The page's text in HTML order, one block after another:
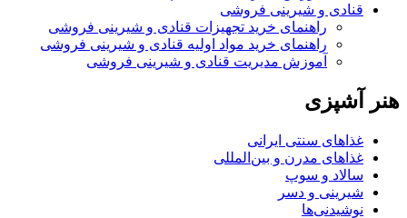
قنادی و شیرینی فروشی
راهنمای خرید تجهیزات قنادی و شیرینی فروشی
راهنمای خرید مواد اولیه قنادی و شیرینی فروشی
آموزش مدیریت قنادی و شیرینی فروشی
هنر آشپزی
غذاهای سنتی ایرانی
غذاهای مدرن و بین‌المللی
سالاد و سوپ
شیرینی و دسر
نوشیدنی‌ها